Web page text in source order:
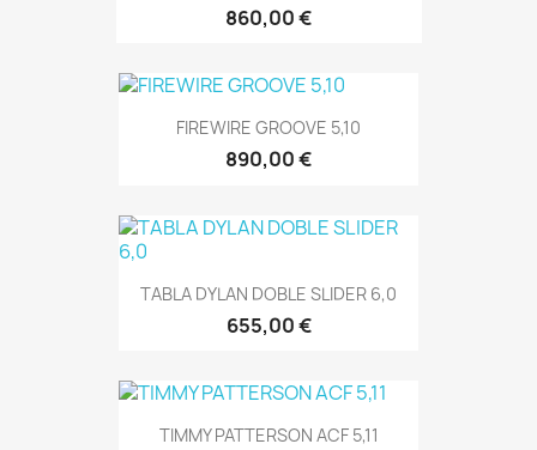
860,00 €
FIREWIRE GROOVE 5,10
890,00 €
TABLA DYLAN DOBLE SLIDER 6,0
655,00 €
TIMMY PATTERSON ACF 5,11